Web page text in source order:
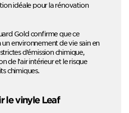
idéale pour la rénovation
Gold confirme que ce
environnement de vie sain en
d’émission chimique,
de l’air intérieur et le risque
chimiques.
le vinyle Leaf